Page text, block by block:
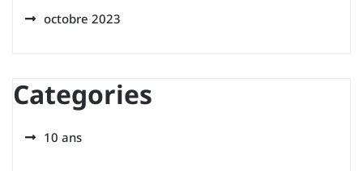
octobre 2023
Categories
10 ans